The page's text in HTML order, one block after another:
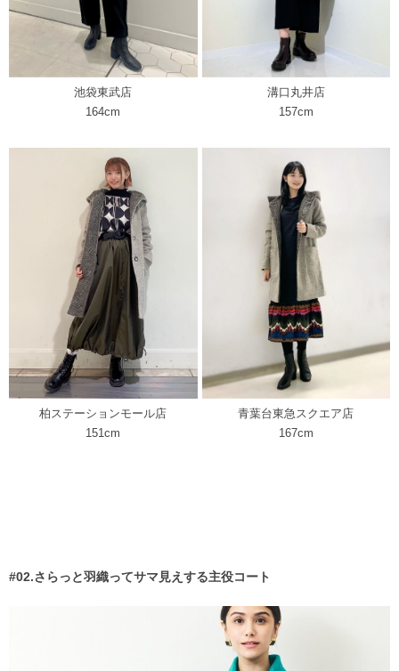
池袋東武店
164cm
溝口丸井店
157cm
柏ステーションモール店
151cm
青葉台東急スクエア店
167cm
#02.さらっと羽織ってサマ見えする主役コート